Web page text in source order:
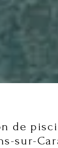
de
sur-